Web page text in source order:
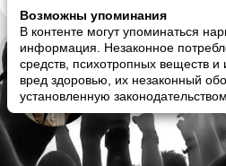
Возможны упоминания
В контенте могут упоминаться
информация. Незаконное
средств, психотропных веществ и
вред здоровью, их незаконный
установленную
Jukka Poika
reggae, finnish, fi-